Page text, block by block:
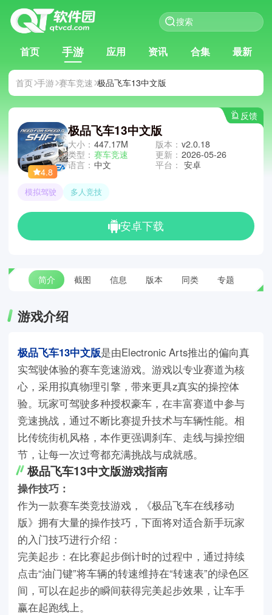
首页 手游 应用 资讯 合集 最新
首页 手游 赛车竞速 极品飞车13中文版
反馈
4.8
极品飞车13中文版
大小： 447.17M
类型： 赛车竞速
语言： 中文
版本： v2.0.18
更新： 2026-05-26
平台： 安卓
模拟驾驶 多人竞技
安卓下载
简介 截图 信息 版本 同类 专题
游戏介绍
极品飞车13中文版是由Electronic Arts推出的偏向真
实驾驶体验的赛车竞速游戏。游戏以专业赛道为核
心，采用拟真物理引擎，带来更具z真实的操控体
验。玩家可驾驶多种授权豪车，在丰富赛道中参与
竞速挑战，通过不断比赛提升技术与车辆性能。相
比传统街机风格，本作更强调刹车、走线与操控细
节，让每一次过弯都充满挑战与成就感。
极品飞车13中文版游戏指南
操作技巧：
作为一款赛车类竞技游戏，《极品飞车在线移动
版》拥有大量的操作技巧，下面将对适合新手玩家
的入门技巧进行介绍：
完美起步：在比赛起步倒计时的过程中，通过持续
点击“油门键”将车辆的转速维持在“转速表”的绿色区
间，可以在起步的瞬间获得完美起步效果，让车手
赢在起跑线上。